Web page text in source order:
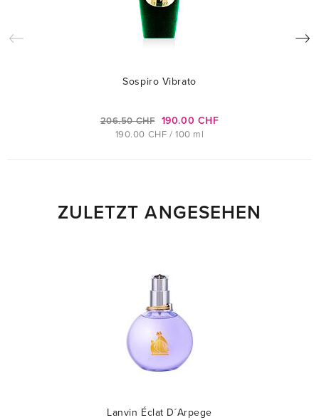
Sospiro Vibrato
206.50 CHF 190.00 CHF
190.00 CHF / 100 ml
ZULETZT ANGESEHEN
Lanvin Éclat D´Arpege